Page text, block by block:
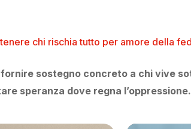
chi rischia tutto per amore della
fornire sostegno concreto a chi vive
speranza dove regna l’oppressione.